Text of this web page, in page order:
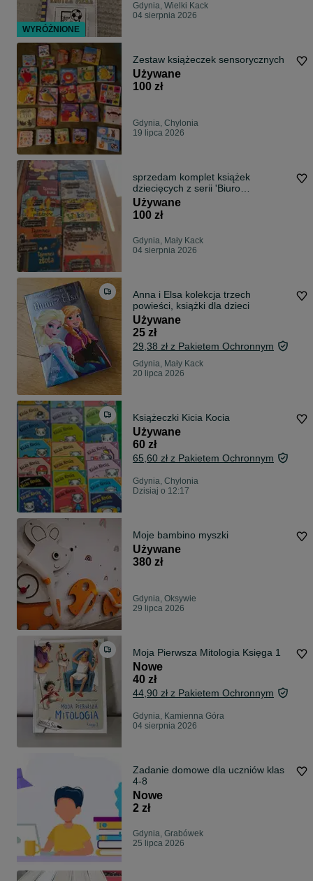
Gdynia, Wielki Kack
04 sierpnia 2026
Zestaw książeczek sensorycznych
Używane
100 zł
Gdynia, Chylonia
19 lipca 2026
sprzedam komplet książek
dziecięcych z serii 'Biuro
detektywistyczne Lassego i Mai"
Używane
100 zł
Gdynia, Mały Kack
04 sierpnia 2026
Anna i Elsa kolekcja trzech
powieści, książki dla dzieci
Używane
25 zł
29,38 zł z Pakietem Ochronnym
Gdynia, Mały Kack
20 lipca 2026
Książeczki Kicia Kocia
Używane
60 zł
65,60 zł z Pakietem Ochronnym
Gdynia, Chylonia
Dzisiaj o 12:17
Moje bambino myszki
Używane
380 zł
Gdynia, Oksywie
29 lipca 2026
Moja Pierwsza Mitologia Księga 1
Nowe
40 zł
44,90 zł z Pakietem Ochronnym
Gdynia, Kamienna Góra
04 sierpnia 2026
Zadanie domowe dla uczniów klas
4-8
Nowe
2 zł
Gdynia, Grabówek
25 lipca 2026
WYRÓŻNIONE